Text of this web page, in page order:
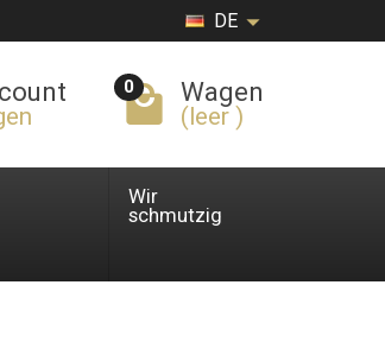
DE
0 Wagen
(leer )
Wir
schmutzig